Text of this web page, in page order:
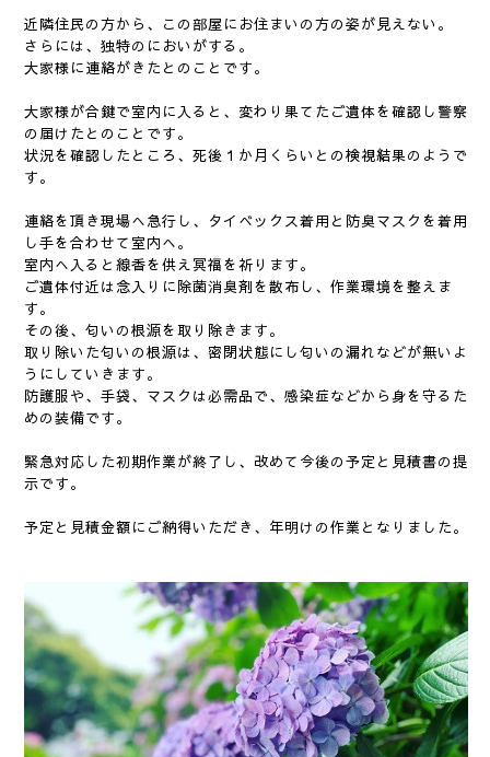
近隣住民の方から、この部屋にお住まいの方の姿が見えない。
さらには、独特のにおいがする。
大家様に連絡がきたとのことです。
大家様が合鍵で室内に入ると、変わり果てたご遺体を確認し警察
の届けたとのことです。
状況を確認したところ、死後１か月くらいとの検視結果のようで
す。
連絡を頂き現場へ急行し、タイべックス着用と防臭マスクを着用
し手を合わせて室内へ。
室内へ入ると線香を供え冥福を祈ります。
ご遺体付近は念入りに除菌消臭剤を散布し、作業環境を整えま
す。
その後、匂いの根源を取り除きます。
取り除いた匂いの根源は、密閉状態にし匂いの漏れなどが無いよ
うにしていきます。
防護服や、手袋、マスクは必需品で、感染症などから身を守るた
めの装備です。
緊急対応した初期作業が終了し、改めて今後の予定と見積書の提
示です。
予定と見積金額にご納得いただき、年明けの作業となりました。